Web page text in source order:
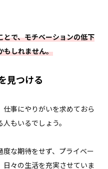
とで、モチベーションの低下
もしれません。
見つける
事にやりがいを求めておら
もいるでしょう。
な期待をせず、プライベー
日々の生活を充実させていま